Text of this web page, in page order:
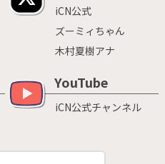
iCN公式
ズーミィちゃん
木村夏樹アナ
YouTube
iCN公式チャンネル